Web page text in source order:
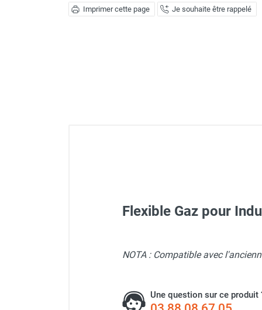
Extracteur d'air mural centrifuge
professionnel
Déshumidificateur à adsorption /
Humidificateur d'air
Purificateur d'air
Imprimer cette page Je souhaite être rappelé
Flexible Gaz pour
NOTA : Compatible avec
Une question sur ce produit